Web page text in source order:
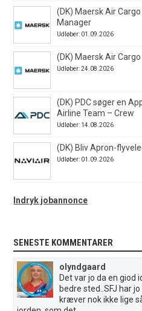
(DK) Maersk Air
Manager
Udløber: 01.09.2026
(DK) Maersk Air
Udløber: 24.08.2026
(DK) PDC søger en
Airline Team – Crew
Udløber: 14.08.2026
(DK) Bliv Apron-
Udløber: 01.09.2026
Indryk jobannonce
SENESTE KOMMENTARER
olyndgaard
Det var jo da en giod
bedre sted..SFJ har
kræver nok ikke lige